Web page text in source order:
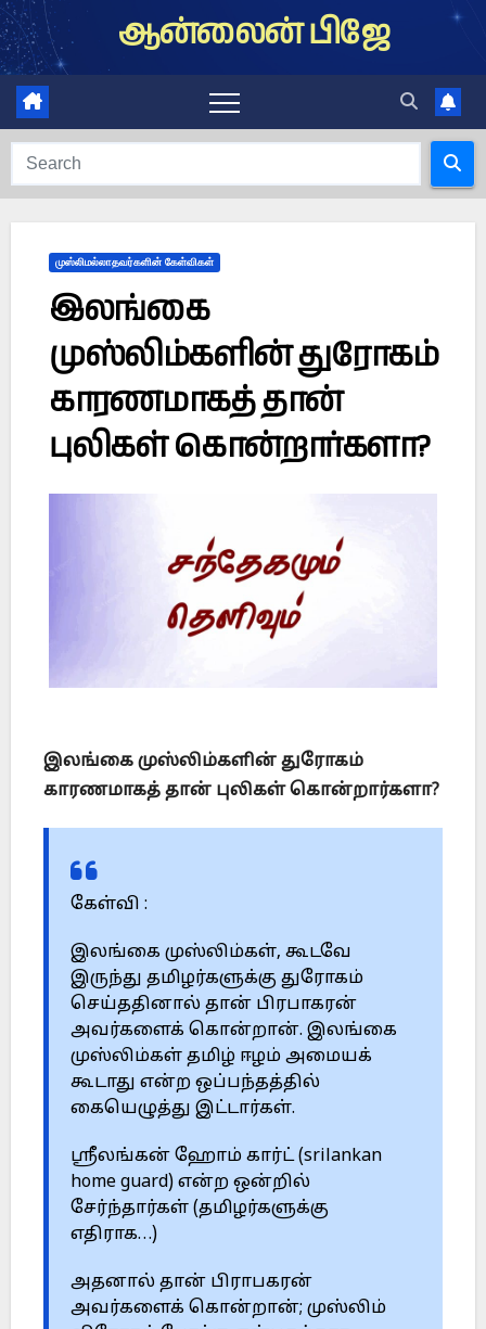
Skip
to
content
ஆன்லைன் பிஜே
முஸ்லிமல்லாதவர்களின் கேள்விகள்
இலங்கை
முஸ்லிம்களின் துரோகம்
காரணமாகத் தான்
புலிகள் கொன்றார்களா?
இலங்கை முஸ்லிம்களின் துரோகம்
காரணமாகத் தான் புலிகள் கொன்றார்களா?
கேள்வி :
இலங்கை முஸ்லிம்கள், கூடவே
இருந்து தமிழர்களுக்கு துரோகம்
செய்ததினால் தான் பிரபாகரன்
அவர்களைக் கொன்றான். இலங்கை
முஸ்லிம்கள் தமிழ் ஈழம் அமையக்
கூடாது என்ற ஒப்பந்தத்தில்
கையெழுத்து இட்டார்கள்.
ஸ்ரீலங்கன் ஹோம் கார்ட் (srilankan
home guard) என்ற ஒன்றில்
சேர்ந்தார்கள் (தமிழர்களுக்கு
எதிராக…)
அதனால் தான் பிராபகரன்
அவர்களைக் கொன்றான்; முஸ்லிம்